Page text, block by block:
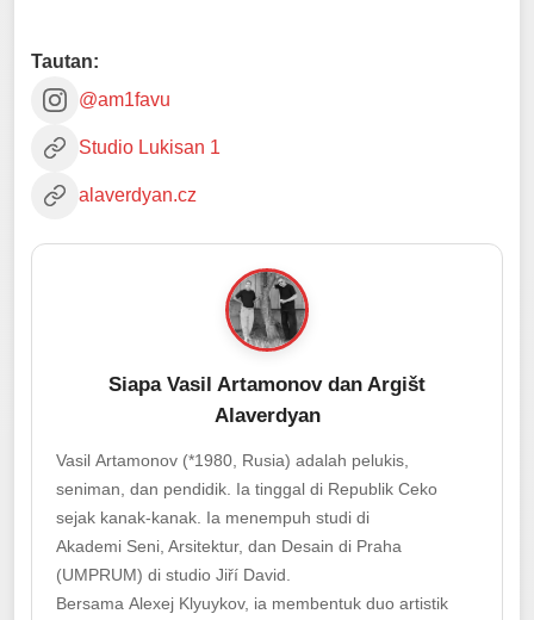
Tautan:
@am1favu
Studio Lukisan 1
alaverdyan.cz
Siapa Vasil Artamonov dan Argišt
Alaverdyan
Vasil Artamonov (*1980, Rusia) adalah pelukis,
seniman, dan pendidik. Ia tinggal di Republik Ceko
sejak kanak-kanak. Ia menempuh studi di
Akademi Seni, Arsitektur, dan Desain di Praha
(UMPRUM) di studio Jiří David.
Bersama Alexej Klyuykov, ia membentuk duo artistik